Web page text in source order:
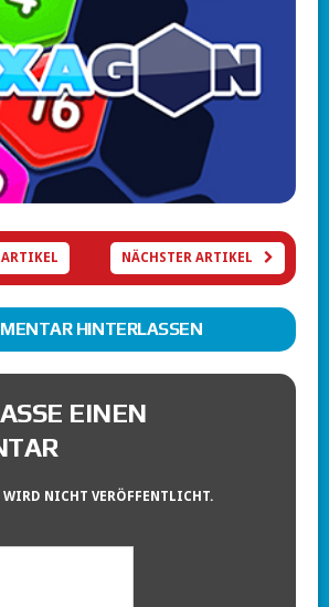
NÄCHSTER ARTIKEL
HINTERLASSEN
EINEN
WIRD NICHT VERÖFFENTLICHT.